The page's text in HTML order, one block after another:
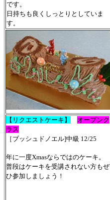
です。
日持ちも良くしっとりとしていま
す。
【リクエストケーキ】
オープンク
ラス
［ブッシュドノエル]中級 12/25
年に一度Xmasならではのケーキ。
普段はケーキを受講されない方もぜ
ひ参加しましょう！